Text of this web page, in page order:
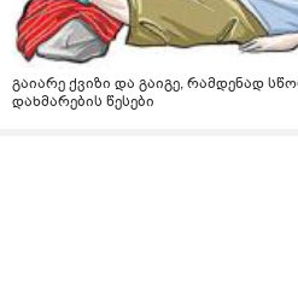
გაიარე ქვიზი და გაიგე, რამდენად
დახმარების წესები